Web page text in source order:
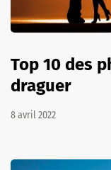
Top 10 des
draguer
8 avril 2022